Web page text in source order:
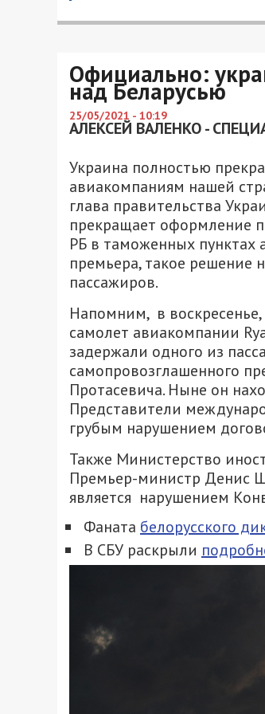
Официально:
над Беларусью
25/05/2021 - 10:19
АЛЕКСЕЙ ВАЛЕНКО -
Украина полностью
авиакомпаниям нашей
глава правительства
прекращает оформление
РБ в таможенных пунктах
премьера, такое решение
пассажиров.
Напомним, в
самолет авиакомпании
задержали одного из
самопровозглашенного
Протасевича. Ныне он
Представители
грубым нарушением
Также Министерство
Премьер-министр Денис
является нарушением
Фаната белорусского
В СБУ раскрыли